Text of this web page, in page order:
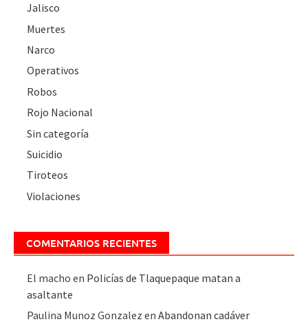
Jalisco
Muertes
Narco
Operativos
Robos
Rojo Nacional
Sin categoría
Suicidio
Tiroteos
Violaciones
COMENTARIOS RECIENTES
El macho en Policías de Tlaquepaque matan a
asaltante
Paulina Munoz Gonzalez enAbandonan cadáver